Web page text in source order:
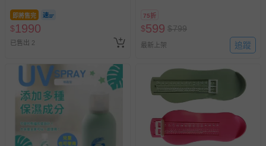
即將售完
$1990
已售出 2
75折
$599 $799
最新上架 追蹤